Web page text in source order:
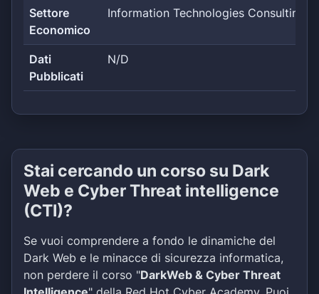
Settore
Economico
Information Technologies Consulting
Dati
Pubblicati
N/D
Stai cercando un corso su Dark
Web e Cyber Threat intelligence
(CTI)?
Se vuoi comprendere a fondo le dinamiche del
Dark Web e le minacce di sicurezza informatica,
non perdere il corso "DarkWeb & Cyber Threat